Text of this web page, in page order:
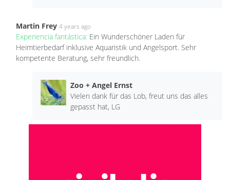
Martin Frey 4 years ago
Experiencia fantástica: Ein Wunderschöner Laden für
Heimtierbedarf inklusive Aquaristik und Angelsport. Sehr
kompetente Beratung, sehr freundlich.
Zoo + Angel Ernst
Vielen dank für das Lob, freut uns das alles
gepasst hat, LG